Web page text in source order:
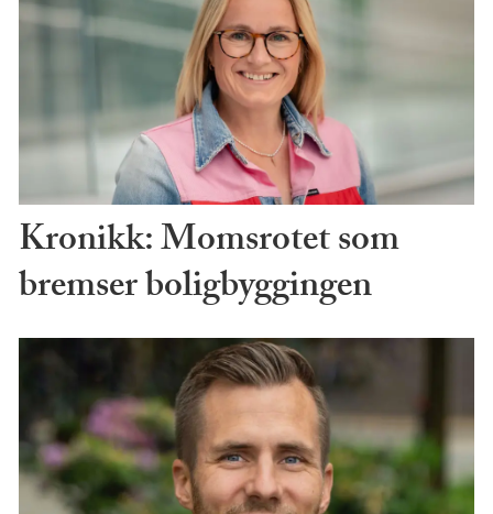
Kronikk: Momsrotet som
bremser boligbyggingen